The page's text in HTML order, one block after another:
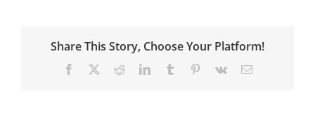
Share This Story, Choose Your Platform!
Facebook RedditLinkedInTumblr Pinterest
Vk Email